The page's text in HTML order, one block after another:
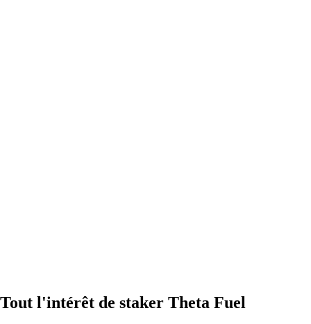
Tout l'intérêt de staker Theta Fuel